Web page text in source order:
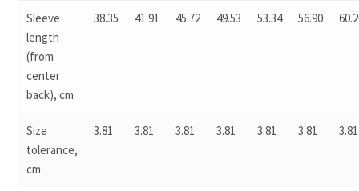
Sleeve
length
(from
center
back), cm
38.35 41.91 45.72 49.53 53.34 56.90
Size
tolerance,
cm
3.81 3.81 3.81 3.81 3.81 3.81 3.81